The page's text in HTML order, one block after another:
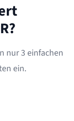
nur 3 einfachen
ein.